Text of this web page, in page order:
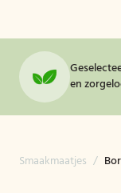
en
Smaakmaatjes /